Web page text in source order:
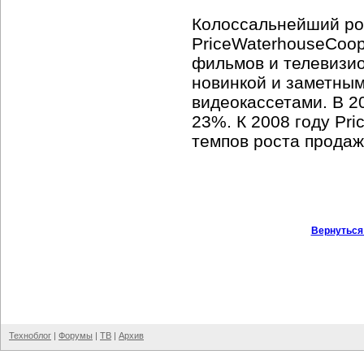
Колоссальнейший
фильмов и
новинкой и
видеокассетами. В
23%. К 2008 году
темпов роста
Техноблог | Форумы | ТВ | Архив